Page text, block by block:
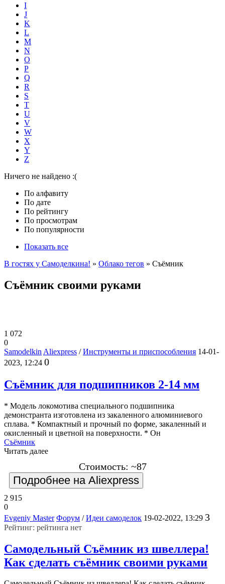
I
J
K
L
M
N
O
P
Q
R
S
T
U
V
W
X
Y
Z
Ничего не найдено :(
По алфавиту
По дате
По рейтингу
По просмотрам
По популярности
Показать все
В гостях у Самоделкина! » Облако тегов » Съёмник
Съёмник своими руками
1 072
0
Samodelkin Aliexpress /Инструменты и приспособления 14-01-
2023, 12:24 0
Съëмник для подшипников 2-14 мм
* Модель локомотива специального подшипника
демонстранта изготовлена из закаленного алюминиевого
сплава. * Компактный и прочный по форме, закаленный и
окисленный и цветной на поверхности. * Он
Съёмник
Читать далее
Стоимость: ~87
Подробнее на Aliexpress
2 915
0
Evgeniy Master Форум /Идеи самоделок 19-02-2022, 13:29 3
Рейтинг: рейтинга нет
Самодельный Съёмник из швеллера!
Как сделать съёмник своими руками